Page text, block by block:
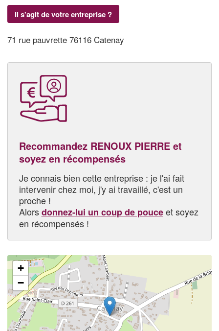
Il s'agit de votre entreprise ?
71 rue pauvrette 76116 Catenay
Recommandez RENOUX PIERRE et
soyez en récompensés
Je connais bien cette entreprise : je l'ai fait
intervenir chez moi, j'y ai travaillé, c'est un
proche !
Alorsdonnez-lui un coup de pouceet soyez
en récompensés !
+
−
Vous
Augmentez